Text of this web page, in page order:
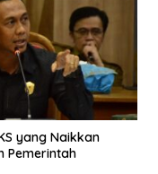
yang Naikkan
Pemerintah